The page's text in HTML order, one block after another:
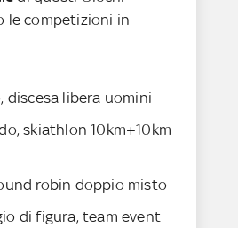
le competizioni in
discesa libera uomini
skiathlon 10km+10km
robin doppio misto
di figura, team event